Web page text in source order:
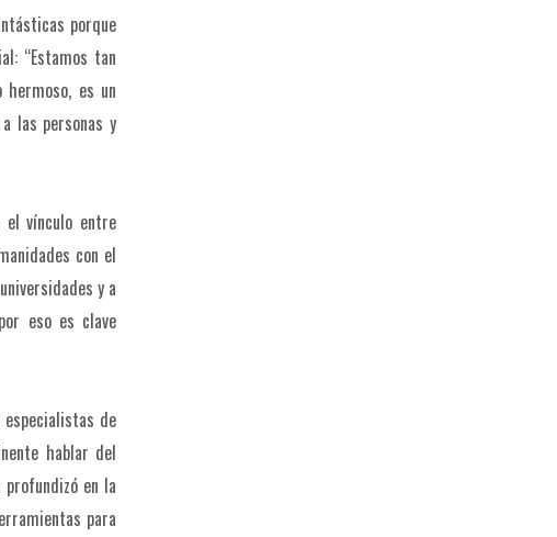
porque
“Estamos tan
es un
las personas y
el vínculo entre
con el
y a
eso es clave
de
hablar del
en la
para